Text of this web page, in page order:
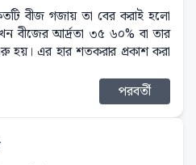
বীজ গজায় তা বের করাই হলো
বীজের আর্দ্রতা ৩৫ ৬০% বা তার
এর হার শতকরার প্রকাশ করা
পরবর্তী